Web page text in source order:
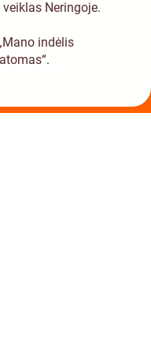
Neringoje.
indėlis